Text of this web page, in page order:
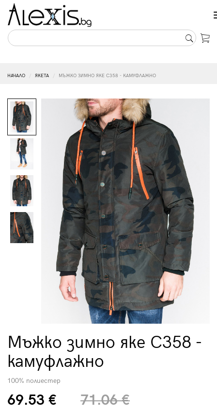
НАЧАЛО ЯКЕТА МЪЖКО ЗИМНО ЯКЕ C358 - КАМУФЛАЖНО
Мъжко зимно яке C358 -
камуфлажно
100% полиестер
69.53 €
71.06 €